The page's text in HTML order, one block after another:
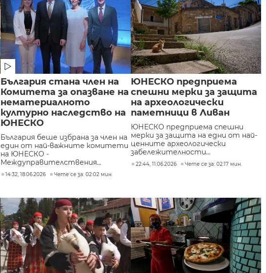
България стана член на
Комитета за опазване на
нематериалното
културно наследство на
ЮНЕСКО
България беше избрана за член на
един от най-важните комитети
на ЮНЕСКО -
Междуправителствения...
14:32, 18.06.2026 Чете се за: 02:02 мин.
ЮНЕСКО предприема
спешни мерки за защита
на археологически
паметници в Ливан
ЮНЕСКО предприема спешни
мерки за защита на едни от най-
ценните археологически
забележителности...
22:44, 11.06.2026 Чете се за: 02:17 мин.